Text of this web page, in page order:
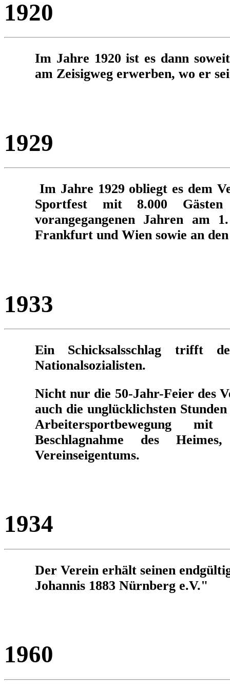
1920
Im Jahre 1920 ist es dann
am Zeisigweg erwerben, wo er
1929
Im Jahre 1929 obliegt es dem
Sportfest mit 8.000
vorangegangenen Jahren am
Frankfurt und Wien sowie an
1933
Ein Schicksalsschlag trifft
Nationalsozialisten.
Nicht nur die 50-Jahr-Feier des
auch die unglücklichsten
Arbeitersportbewegung
Beschlagnahme des
Vereinseigentums.
1934
Der Verein erhält seinen
Johannis 1883 Nürnberg e.V."
1960